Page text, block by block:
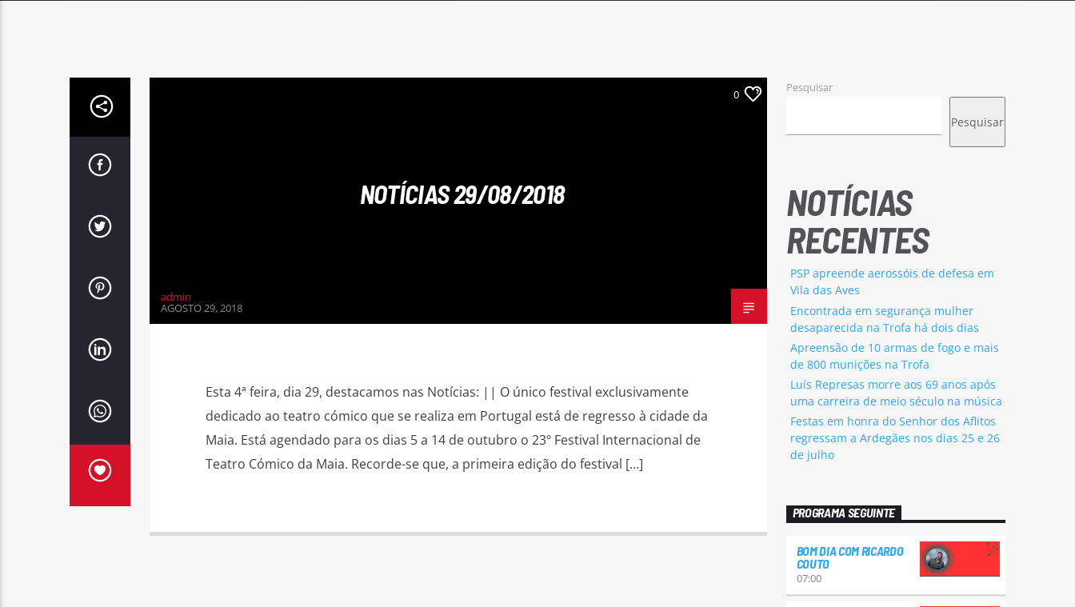
0
NOTÍCIAS 29/08/2018
admin
AGOSTO 29, 2018
Esta 4ª feira, dia 29, destacamos nas Notícias: || O único festival exclusivamente
dedicado ao teatro cómico que se realiza em Portugal está de regresso à cidade da
Maia. Está agendado para os dias 5 a 14 de outubro o 23º Festival Internacional de
Teatro Cómico da Maia. Recorde-se que, a primeira edição do festival […]
Pesquisar
Pesquisar
NOTÍCIAS
RECENTES
PSP apreende aerossóis de defesa em
Vila das Aves
Encontrada em segurança mulher
desaparecida na Trofa há dois dias
Apreensão de 10 armas de fogo e mais
de 800 munições na Trofa
Luís Represas morre aos 69 anos após
uma carreira de meio século na música
Festas em honra do Senhor dos Aflitos
regressam a Ardegães nos dias 25 e 26
de julho
PROGRAMA SEGUINTE
BOM DIA COM RICARDO
COUTO
07:00